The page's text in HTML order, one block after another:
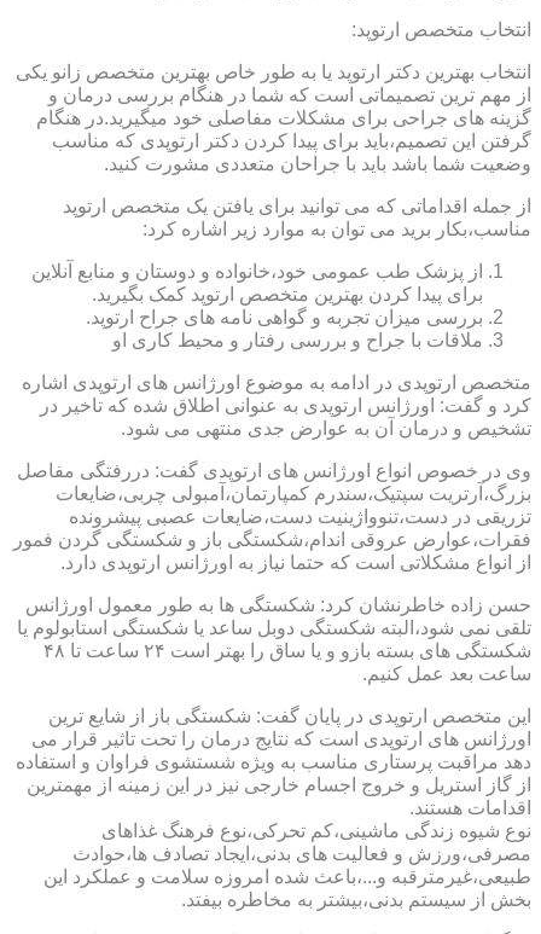
انتخاب متخصص ارتوپد:
انتخاب بهترین دکتر ارتوپد یا به طور خاص بهترین متخصص زانو یکی
از مهم ترین تصمیماتی است که شما در هنگام بررسی درمان و
گزینه های جراحی برای مشکلات مفاصلی خود میگیرید.در هنگام
گرفتن این تصمیم،باید برای پیدا کردن دکتر ارتوپدی که مناسب
وضعیت شما باشد باید با جراحان متعددی مشورت کنید.
از جمله اقداماتی که می توانید برای یافتن یک متخصص ارتوپد
مناسب،بکار برید می توان به موارد زیر اشاره کرد:
از پزشک طب عمومی خود،خانواده و دوستان و منابع آنلاین
برای پیدا کردن بهترین متخصص ارتوپد کمک بگیرید.
بررسی میزان تجربه و گواهی نامه های جراح ارتوپد.
ملاقات با جراح و بررسی رفتار و محیط کاری او
متخصص ارتوپدی در ادامه به موضوع اورژانس های ارتوپدی اشاره
کرد و گفت: اورژانس ارتوپدی به عنوانی اطلاق شده که تاخیر در
تشخیص و درمان آن به عوارض جدی منتهی می شود.
وی در خصوص انواع اورژانس های ارتوپدی گفت: دررفتگی مفاصل
بزرگ،آرتریت سپتیک،سندرم کمپارتمان،آمبولی چربی،ضایعات
تزریقی در دست،تنوواژینیت دست،ضایعات عصبی پیشرونده
فقرات،عوارض عروقی اندام،شکستگی باز و شکستگی گردن فمور
از انواع مشکلاتی است که حتما نیاز به اورژانس ارتوپدی دارد.
حسن زاده خاطرنشان کرد: شکستگی ها به طور معمول اورژانس
تلقی نمی شود،البته شکستگی دوبل ساعد یا شکستگی استابولوم یا
شکستگی های بسته بازو و یا ساق را بهتر است ۲۴ ساعت تا ۴۸
ساعت بعد عمل کنیم.
این متخصص ارتوپدی در پایان گفت: شکستگی باز از شایع ترین
اورژانس های ارتوپدی است که نتایج درمان را تحت تاثیر قرار می
دهد مراقبت پرستاری مناسب به ویژه شستشوی فراوان و استفاده
از گاز استریل و خروج اجسام خارجی نیز در این زمینه از مهمترین
اقدامات هستند.
نوع شیوه زندگی ماشینی،کم تحرکی،نوع فرهنگ غذاهای
مصرفی،ورزش و فعالیت های بدنی،ایجاد تصادف ها،حوادث
طبیعی،غیرمترقبه و...،باعث شده امروزه سلامت و عملکرد این
بخش از سیستم بدنی،بیشتر به مخاطره بیفتد.